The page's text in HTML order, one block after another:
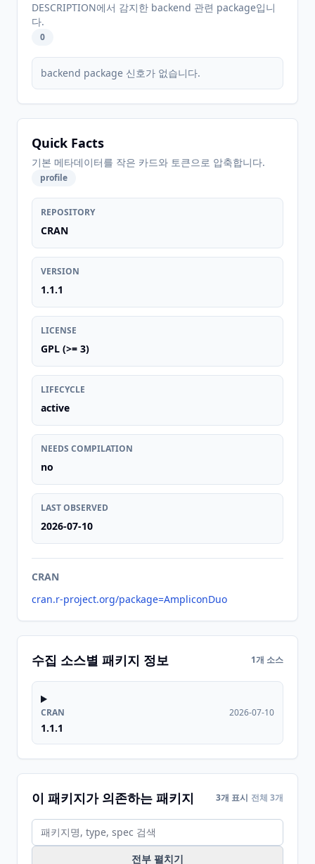
DESCRIPTION에서 감지한 backend 관련 package입니
다.
0
backend package 신호가 없습니다.
Quick Facts
기본 메타데이터를 작은 카드와 토큰으로 압축합니다.
profile
REPOSITORY
CRAN
VERSION
1.1.1
LICENSE
GPL (>= 3)
LIFECYCLE
active
NEEDS COMPILATION
no
LAST OBSERVED
2026-07-10
CRAN
cran.r-project.org/package=AmpliconDuo
수집 소스별 패키지 정보 1개 소스
CRAN
1.1.1
2026-07-10
이 패키지가 의존하는 패키지 3개 표시 전체 3개
전부 펼치기